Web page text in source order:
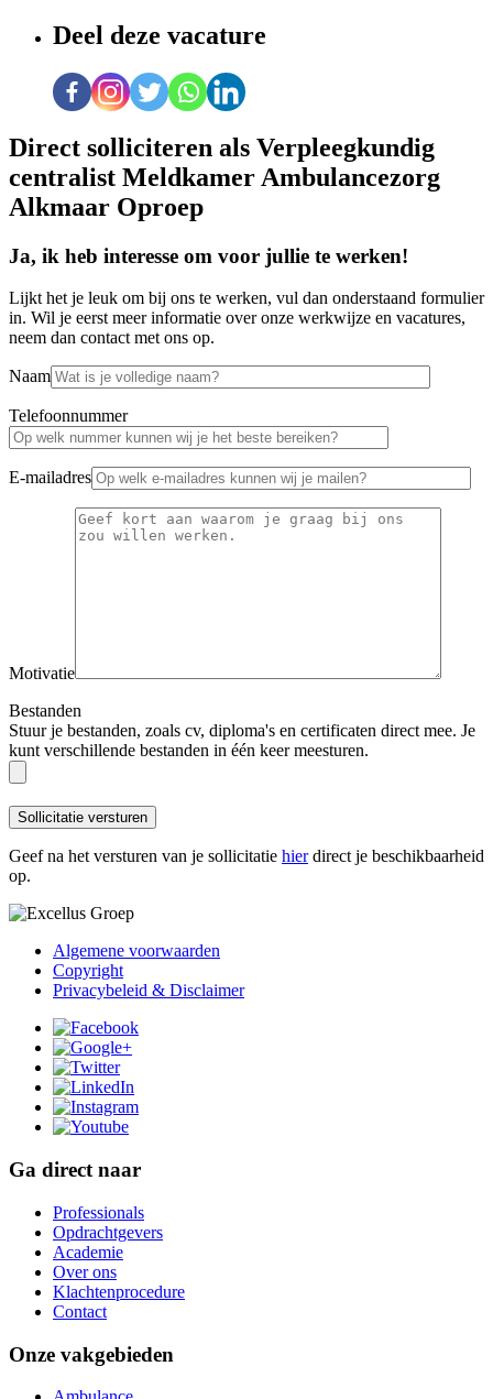
Deel deze vacature
Direct solliciteren als Verpleegkundig
centralist Meldkamer Ambulancezorg
Alkmaar Oproep
Ja, ik heb interesse om voor jullie te werken!
Lijkt het je leuk om bij ons te werken, vul dan onderstaand formulier
in. Wil je eerst meer informatie over onze werkwijze en vacatures,
neem dan contact met ons op.
Naam
Telefoonnummer
E-mailadres
Motivatie
Bestanden
Stuur je bestanden, zoals cv, diploma's en certificaten direct mee. Je
kunt verschillende bestanden in één keer meesturen.
Geef na het versturen van je sollicitatie hierdirect je beschikbaarheid
op.
Algemene voorwaarden
Copyright
Privacybeleid & Disclaimer
Ga direct naar
Professionals
Opdrachtgevers
Academie
Over ons
Klachtenprocedure
Contact
Onze vakgebieden